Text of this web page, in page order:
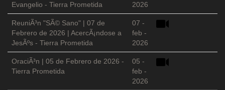
Evangelio - Tierra Prometida
2026
ReuniÃ³n "SÃ© Sano" | 07 de
Febrero de 2026 | AcercÃ¡ndose a
JesÃºs - Tierra Prometida
07 -
feb -
2026
OraciÃ³n | 05 de Febrero de 2026 -
Tierra Prometida
05 -
feb -
2026